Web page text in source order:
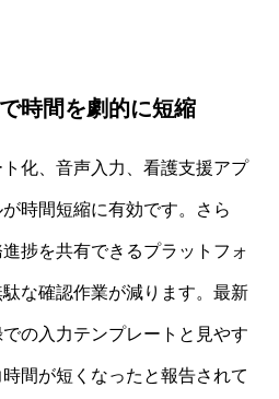
時間を劇的に短縮
化、音声入力、看護支援アプ
時間短縮に有効です。さら
捗を共有できるプラットフォ
な確認作業が減ります。最新
の入力テンプレートと見やす
間が短くなったと報告されて